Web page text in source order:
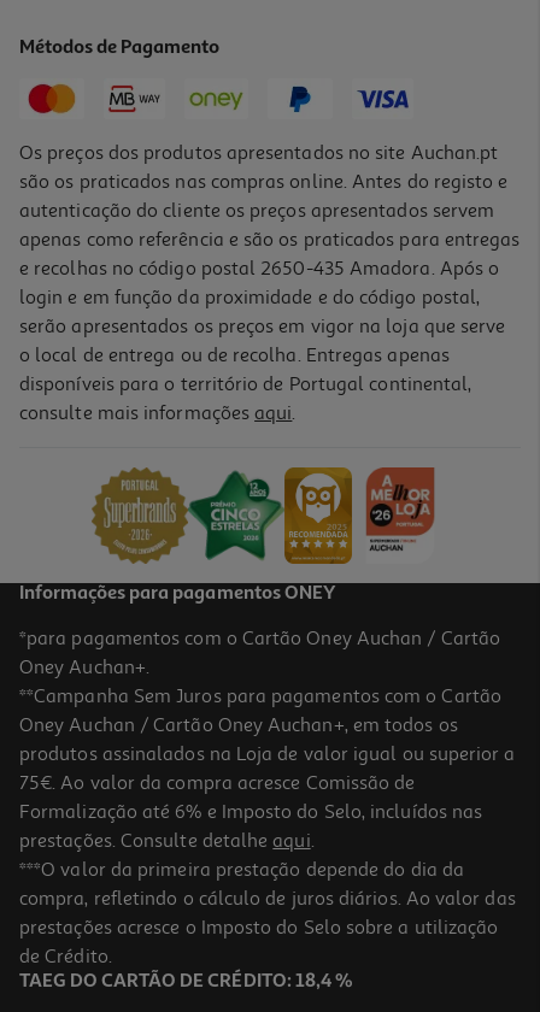
-33%
Caderno Agrafado Quadriculado A4 Auchan Preto 48 Folhas
Price reduced from
-33%
5.0
Caderno Agrafado Pautado A4 Auchan 48 Folhas Cores Sortidas
1.99 €/un
Price reduced from
2,99 €to
1,99 €
Promoção
Métodos de Pagamento
Os preços dos produtos apresentados no site Auchan.pt
são os praticados nas compras online. Antes do registo e
autenticação do cliente os preços apresentados servem
apenas como referência e são os praticados para entregas
e recolhas no código postal 2650-435 Amadora. Após o
login e em função da proximidade e do código postal,
serão apresentados os preços em vigor na loja que serve
o local de entrega ou de recolha. Entregas apenas
disponíveis para o território de Portugal continental,
consulte mais informações aqui.
Informações para pagamentos ONEY
*para pagamentos com o Cartão Oney Auchan / Cartão
Oney Auchan+.
**Campanha Sem Juros para pagamentos com o Cartão
Oney Auchan / Cartão Oney Auchan+, em todos os
produtos assinalados na Loja de valor igual ou superior a
75€. Ao valor da compra acresce Comissão de
Formalização até 6% e Imposto do Selo, incluídos nas
prestações. Consulte detalhe aqui.
***O valor da primeira prestação depende do dia da
compra, refletindo o cálculo de juros diários. Ao valor das
prestações acresce o Imposto do Selo sobre a utilização
de Crédito.
TAEG DO CARTÃO DE CRÉDITO: 18,4 %